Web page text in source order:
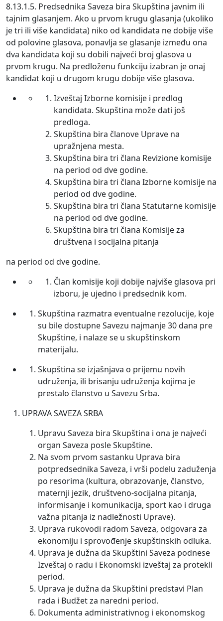
8.13.1.5. Predsednika Saveza bira Skupština javnim ili
tajnim glasanjem. Ako u prvom krugu glasanja (ukoliko
je tri ili više kandidata) niko od kandidata ne dobije više
od polovine glasova, ponavlja se glasanje između ona
dva kandidata koji su dobili najveći broj glasova u
prvom krugu. Na predloženu funkciju izabran je onaj
kandidat koji u drugom krugu dobije više glasova.
Izveštaj Izborne komisije i predlog
kandidata. Skupština može dati još
predloga.
Skupština bira članove Uprave na
upražnjena mesta.
Skupština bira tri člana Revizione komisije
na period od dve godine.
Skupština bira tri člana Izborne komisije na
period od dve godine.
Skupština bira tri člana Statutarne komisije
na period od dve godine.
Skupština bira tri člana Komisije za
društvena i socijalna pitanja
na period od dve godine.
Član komisije koji dobije najviše glasova pri
izboru, je ujedno i predsednik kom.
Skupština razmatra eventualne rezolucije, koje
su bile dostupne Savezu najmanje 30 dana pre
Skupštine, i nalaze se u skupštinskom
materijalu.
Skupština se izjašnjava o prijemu novih
udruženja, ili brisanju udruženja kojima je
prestalo članstvo u Savezu Srba.
UPRAVA SAVEZA SRBA
Upravu Saveza bira Skupština i ona je najveći
organ Saveza posle Skupštine.
Na svom prvom sastanku Uprava bira
potpredsednika Saveza, i vrši podelu zaduženja
po resorima (kultura, obrazovanje, članstvo,
maternji jezik, društveno-socijalna pitanja,
informisanje i komunikacija, sport kao i druga
važna pitanja iz nadležnosti Uprave).
Uprava rukovodi radom Saveza, odgovara za
ekonomiju i sprovođenje skupštinskih odluka.
Uprava je dužna da Skupštini Saveza podnese
Izveštaj o radu i Ekonomski izveštaj za protekli
period.
Uprava je dužna da Skupštini predstavi Plan
rada i Budžet za naredni period.
Dokumenta administrativnog i ekonomskog